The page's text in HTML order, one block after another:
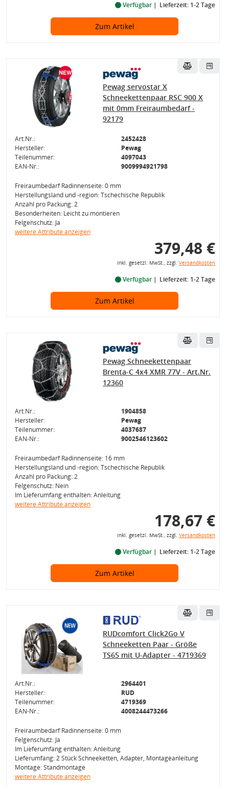
Verfügbar Lieferzeit: 1-2 Tage
Zum Artikel
Pewag servostar X
Schneekettenpaar RSC 900 X
mit 0mm Freiraumbedarf -
92179
Art.Nr.:
2452428
Hersteller:
Pewag
Teilenummer:
4097043
EAN-Nr.:
9009994921798
Freiraumbedarf Radinnenseite: 0 mm
Herstellungsland und -region: Tschechische Republik
Anzahl pro Packung: 2
Besonderheiten: Leicht zu montieren
Felgenschutz: Ja
weitere Attribute anzeigen
379,48 €
inkl. gesetzl. MwSt., zzgl. Versandkosten
Verfügbar Lieferzeit: 1-2 Tage
Zum Artikel
Pewag Schneekettenpaar
Brenta-C 4x4 XMR 77V - Art.Nr.
12360
Art.Nr.:
1904858
Hersteller:
Pewag
Teilenummer:
4037687
EAN-Nr.:
9002546123602
Freiraumbedarf Radinnenseite: 16 mm
Herstellungsland und -region: Tschechische Republik
Anzahl pro Packung: 2
Felgenschutz: Nein
Im Lieferumfang enthalten: Anleitung
weitere Attribute anzeigen
178,67 €
inkl. gesetzl. MwSt., zzgl. Versandkosten
Verfügbar Lieferzeit: 1-2 Tage
Zum Artikel
RUDcomfort Click2Go V
Schneeketten Paar - Größe
TS65 mit U-Adapter - 4719369
Art.Nr.:
2964401
Hersteller:
RUD
Teilenummer:
4719369
EAN-Nr.:
4008244473266
Freiraumbedarf Radinnenseite: 0 mm
Felgenschutz: Ja
Im Lieferumfang enthalten: Anleitung
Lieferumfang: 2 Stück Schneeketten, Adapter, Montageanleitung
Montage: Standmontage
weitere Attribute anzeigen